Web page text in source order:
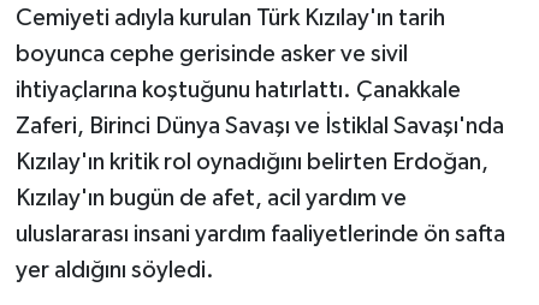
Cemiyeti adıyla kurulan Türk Kızılay'ın tarih
boyunca cephe gerisinde asker ve sivil
ihtiyaçlarına koştuğunu hatırlattı. Çanakkale
Zaferi, Birinci Dünya Savaşı ve İstiklal Savaşı'nda
Kızılay'ın kritik rol oynadığını belirten Erdoğan,
Kızılay'ın bugün de afet, acil yardım ve
uluslararası insani yardım faaliyetlerinde ön safta
yer aldığını söyledi.